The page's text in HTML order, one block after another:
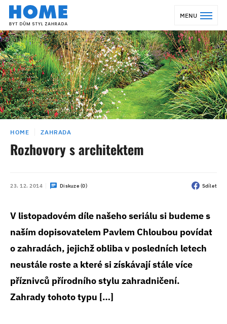
MENU
HOME ZAHRADA
Rozhovory s architektem
23. 12. 2014 Diskuze (0) Sdílet
V listopadovém díle našeho seriálu si budeme s
naším dopisovatelem Pavlem Chloubou povídat
o zahradách, jejichž obliba v posledních letech
neustále roste a které si získávají stále více
příznivců přírodního stylu zahradničení.
Zahrady tohoto typu […]